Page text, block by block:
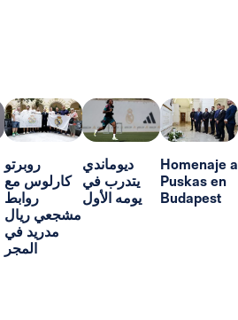
ديوماندي
يتدرب في
يومه الأول
روبرتو
كارلوس مع
روابط
مشجعي ريال
هكذا يلعب
ديوماندي